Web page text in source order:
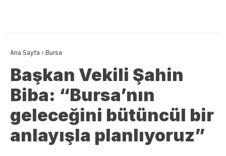
Ana Sayfa › Bursa
Başkan Vekili Şahin
Biba: “Bursa’nın
geleceğini bütüncül bir
anlayışla planlıyoruz”